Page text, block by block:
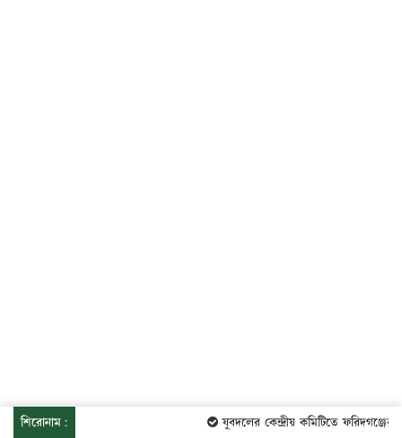
শিরোনাম: যুবদলের কেন্দ্রীয় কমিটিতে ফরিদগঞ্জের